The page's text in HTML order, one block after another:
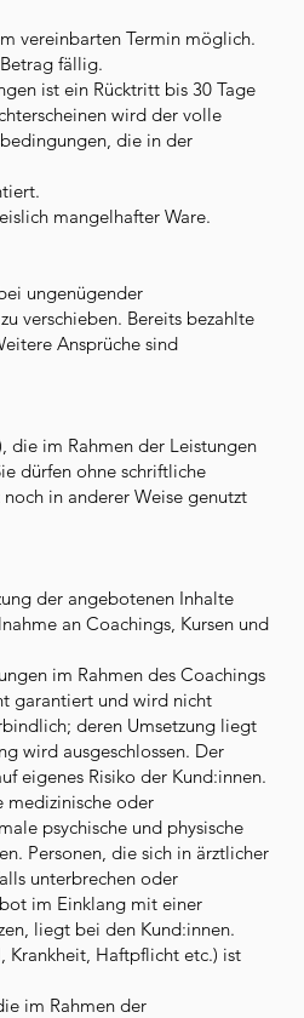
vereinbarten Termin möglich.
fällig.
ist ein Rücktritt bis 30 Tage
wird der volle
die in der
mangelhafter Ware.
ungenügender
verschieben. Bereits bezahlte
Ansprüche sind
die im Rahmen der Leistungen
dürfen ohne schriftliche
in anderer Weise genutzt
der angebotenen Inhalte
an Coachings, Kursen und
im Rahmen des Coachings
garantiert und wird nicht
deren Umsetzung liegt
wird ausgeschlossen. Der
eigenes Risiko der Kund:innen.
medizinische oder
psychische und physische
Personen, die sich in ärztlicher
unterbrechen oder
im Einklang mit einer
liegt bei den Kund:innen.
Krankheit, Haftpflicht etc.) ist
im Rahmen der